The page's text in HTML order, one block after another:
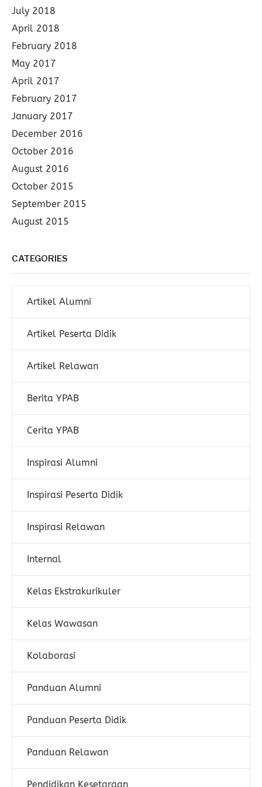
July 2018
April 2018
February 2018
May 2017
April 2017
February 2017
January 2017
December 2016
October 2016
August 2016
October 2015
September 2015
August 2015
CATEGORIES
Artikel Alumni
Artikel Peserta Didik
Artikel Relawan
Berita YPAB
Cerita YPAB
Inspirasi Alumni
Inspirasi Peserta Didik
Inspirasi Relawan
Internal
Kelas Ekstrakurikuler
Kelas Wawasan
Kolaborasi
Panduan Alumni
Panduan Peserta Didik
Panduan Relawan
Pendidikan Kesetaraan